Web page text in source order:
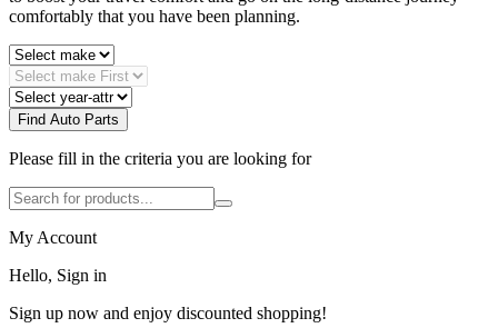
comfortably that you have been planning.
Find Auto Parts
Please fill in the criteria you are looking for
My Account
Hello, Sign in
Sign up now and enjoy discounted shopping!